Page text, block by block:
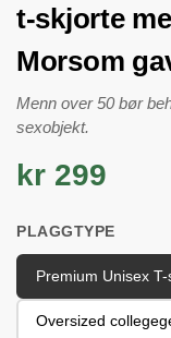
t-skjorte
Morsom
Menn over 50 bør
sexobjekt.
kr 299
PLAGGTYPE
Premium Unisex
Oversized